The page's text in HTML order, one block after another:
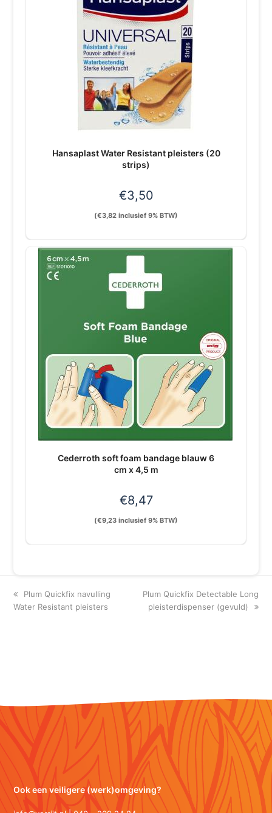
Hansaplast Water Resistant pleisters (20
strips)
€3,50
(€3,82 inclusief 9% BTW)
Cederroth soft foam bandage blauw 6
cm x 4,5 m
€8,47
(€9,23 inclusief 9% BTW)
previous
post:
Plum Quickfix navulling
Water Resistant pleisters
next
post:
Plum Quickfix Detectable Long
pleisterdispenser (gevuld)
Ook een veiligere (werk)omgeving?